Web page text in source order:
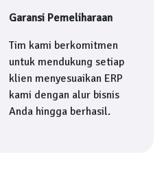
Garansi Pemeliharaan
Tim kami berkomitmen
untuk mendukung setiap
klien menyesuaikan ERP
kami dengan alur bisnis
Anda hingga berhasil.